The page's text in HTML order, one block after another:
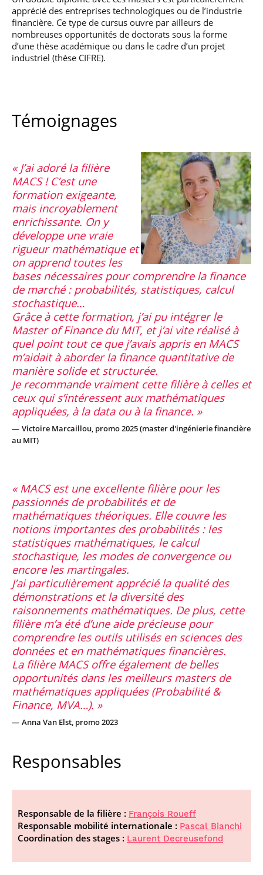
apprécié des entreprises technologiques ou de l’industrie
financière. Ce type de cursus ouvre par ailleurs de
nombreuses opportunités de doctorats sous la forme
d’une thèse académique ou dans le cadre d’un projet
industriel (thèse CIFRE).
Témoignages
J’ai adoré la filière
MACS ! C’est une
formation exigeante,
mais incroyablement
enrichissante. On y
développe une vraie
rigueur mathématique et
on apprend toutes les
bases nécessaires pour comprendre la finance
de marché : probabilités, statistiques, calcul
stochastique…
Grâce à cette formation, j’ai pu intégrer le
Master of Finance du MIT, et j’ai vite réalisé à
quel point tout ce que j’avais appris en MACS
m’aidait à aborder la finance quantitative de
manière solide et structurée.
Je recommande vraiment cette filière à celles et
ceux qui s’intéressent aux mathématiques
appliquées, à la data ou à la finance.
Victoire Marcaillou, promo 2025 (master d'ingénierie financière
au MIT)
MACS est une excellente filière pour les
passionnés de probabilités et de
mathématiques théoriques. Elle couvre les
notions importantes des probabilités : les
statistiques mathématiques, le calcul
stochastique, les modes de convergence ou
encore les martingales.
J’ai particulièrement apprécié la qualité des
démonstrations et la diversité des
raisonnements mathématiques. De plus, cette
filière m’a été d’une aide précieuse pour
comprendre les outils utilisés en sciences des
données et en mathématiques financières.
La filière MACS offre également de belles
opportunités dans les meilleurs masters de
mathématiques appliquées (Probabilité &
Finance, MVA…).
Anna Van Elst, promo 2023
Responsables
Responsable de la filière : François Roueff
Responsable mobilité internationale : Pascal Bianchi
Coordination des stages : Laurent Decreusefond